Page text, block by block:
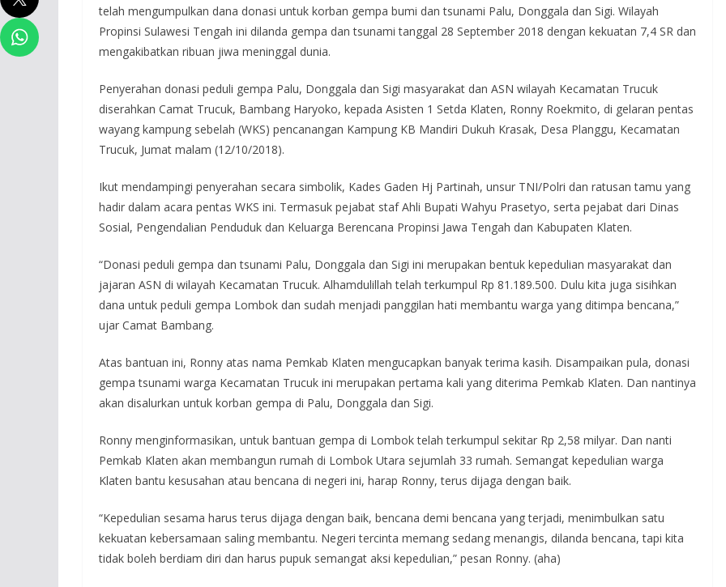
telah mengumpulkan dana donasi untuk korban gempa bumi dan tsunami Palu, Donggala dan Sigi. Wilayah
Propinsi Sulawesi Tengah ini dilanda gempa dan tsunami tanggal 28 September 2018 dengan kekuatan 7,4 SR dan
mengakibatkan ribuan jiwa meninggal dunia.
Penyerahan donasi peduli gempa Palu, Donggala dan Sigi masyarakat dan ASN wilayah Kecamatan Trucuk
diserahkan Camat Trucuk, Bambang Haryoko, kepada Asisten 1 Setda Klaten, Ronny Roekmito, di gelaran pentas
wayang kampung sebelah (WKS) pencanangan Kampung KB Mandiri Dukuh Krasak, Desa Planggu, Kecamatan
Trucuk, Jumat malam (12/10/2018).
Ikut mendampingi penyerahan secara simbolik, Kades Gaden Hj Partinah, unsur TNI/Polri dan ratusan tamu yang
hadir dalam acara pentas WKS ini. Termasuk pejabat staf Ahli Bupati Wahyu Prasetyo, serta pejabat dari Dinas
Sosial, Pengendalian Penduduk dan Keluarga Berencana Propinsi Jawa Tengah dan Kabupaten Klaten.
“Donasi peduli gempa dan tsunami Palu, Donggala dan Sigi ini merupakan bentuk kepedulian masyarakat dan
jajaran ASN di wilayah Kecamatan Trucuk. Alhamdulillah telah terkumpul Rp 81.189.500. Dulu kita juga sisihkan
dana untuk peduli gempa Lombok dan sudah menjadi panggilan hati membantu warga yang ditimpa bencana,”
ujar Camat Bambang.
Atas bantuan ini, Ronny atas nama Pemkab Klaten mengucapkan banyak terima kasih. Disampaikan pula, donasi
gempa tsunami warga Kecamatan Trucuk ini merupakan pertama kali yang diterima Pemkab Klaten. Dan nantinya
akan disalurkan untuk korban gempa di Palu, Donggala dan Sigi.
Ronny menginformasikan, untuk bantuan gempa di Lombok telah terkumpul sekitar Rp 2,58 milyar. Dan nanti
Pemkab Klaten akan membangun rumah di Lombok Utara sejumlah 33 rumah. Semangat kepedulian warga
Klaten bantu kesusahan atau bencana di negeri ini, harap Ronny, terus dijaga dengan baik.
“Kepedulian sesama harus terus dijaga dengan baik, bencana demi bencana yang terjadi, menimbulkan satu
kekuatan kebersamaan saling membantu. Negeri tercinta memang sedang menangis, dilanda bencana, tapi kita
tidak boleh berdiam diri dan harus pupuk semangat aksi kepedulian,” pesan Ronny. (aha)